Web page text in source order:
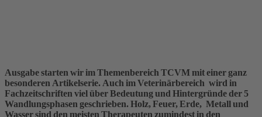
Ausgabe starten wir im Themenbereich TCVM mit einer ganz
besonderen Artikelserie. Auch im Veterinärbereich wird in
Fachzeitschriften viel über Bedeutung und Hintergründe der 5
Wandlungsphasen geschrieben. Holz, Feuer, Erde, Metall und
Wasser sind den meisten Therapeuten zumindest in den